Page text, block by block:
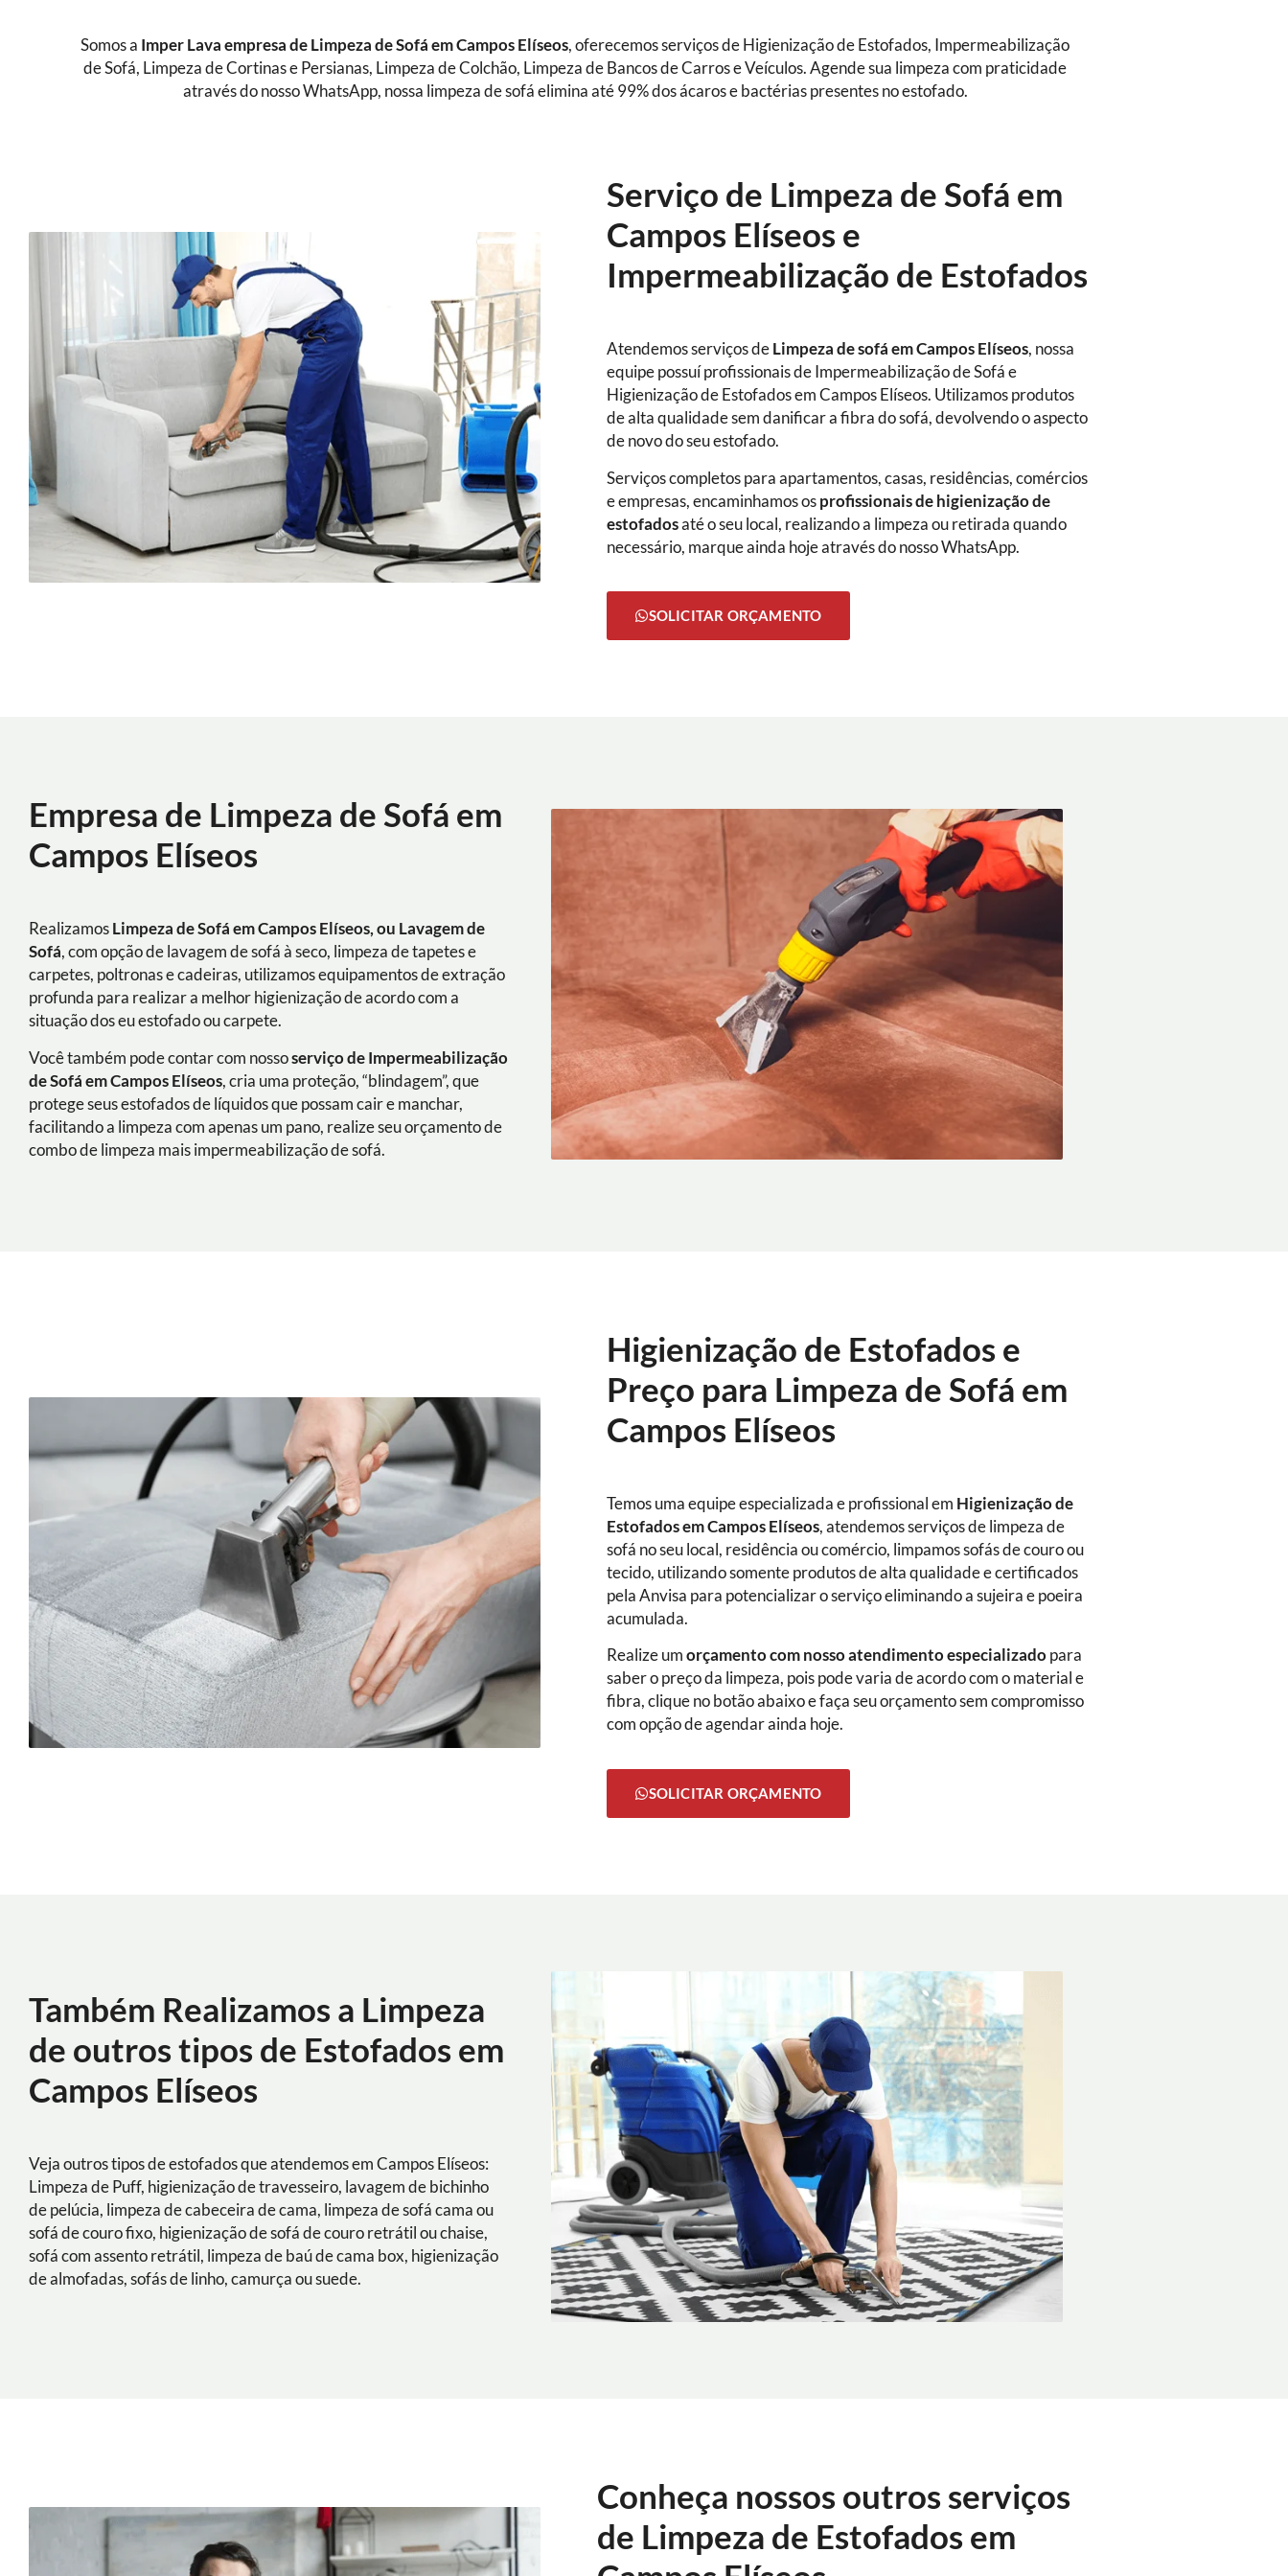
Somos a Imper Lava empresa de Limpeza de Sofá em Campos Elíseos, oferecemos serviços de Higienização de Estofados, Impermeabilização
de Sofá, Limpeza de Cortinas e Persianas, Limpeza de Colchão, Limpeza de Bancos de Carros e Veículos. Agende sua limpeza com praticidade
através do nosso WhatsApp, nossa limpeza de sofá elimina até 99% dos ácaros e bactérias presentes no estofado.
Serviço de Limpeza de Sofá em
Campos Elíseos e
Impermeabilização de Estofados
Atendemos serviços de Limpeza de sofáem Campos Elíseos, nossa
equipe possuí profissionais de Impermeabilização de Sofá e
Higienização de Estofados em Campos Elíseos. Utilizamos produtos
de alta qualidade sem danificar a fibra do sofá, devolvendo o aspecto
de novo do seu estofado.
Serviços completos para apartamentos, casas, residências, comércios
e empresas, encaminhamos os profissionais de higienização de
estofadosaté o seu local, realizando a limpeza ou retirada quando
necessário, marque ainda hoje através do nosso WhatsApp.
SOLICITAR ORÇAMENTO
Empresa de Limpeza de Sofá em
Campos Elíseos
Realizamos Limpeza de Sofá em Campos Elíseos, ou Lavagem de
Sofá, com opção de lavagem de sofá à seco, limpeza de tapetes e
carpetes, poltronas e cadeiras, utilizamos equipamentos de extração
profunda para realizar a melhor higienização de acordo com a
situação dos eu estofado ou carpete.
Você também pode contar com nossoserviço de Impermeabilização
de Sofá em Campos Elíseos, cria uma proteção, “blindagem”, que
protege seus estofados de líquidos que possam cair e manchar,
facilitando a limpeza com apenas um pano, realize seu orçamento de
combo de limpeza mais impermeabilização de sofá.
Higienização de Estofados e
Preço para Limpeza de Sofá em
Campos Elíseos
Temos uma equipe especializada e profissional em Higienização de
Estofadosem Campos Elíseos, atendemos serviços de limpeza de
sofá no seu local, residência ou comércio, limpamos sofás de couro ou
tecido, utilizando somente produtos de alta qualidade e certificados
pela Anvisa para potencializar o serviço eliminando a sujeira e poeira
acumulada.
Realize umorçamento com nosso atendimento especializado para
saber o preço da limpeza, pois pode varia de acordo com o material e
fibra, clique no botão abaixo e faça seu orçamento sem compromisso
com opção de agendar ainda hoje.
SOLICITAR ORÇAMENTO
Também Realizamos a Limpeza
de outros tipos de Estofados em
Campos Elíseos
Veja outros tipos de estofados que atendemos em Campos Elíseos:
Limpeza de Puff, higienização de travesseiro, lavagem de bichinho
de pelúcia, limpeza de cabeceira de cama, limpeza de sofá cama ou
sofá de couro fixo, higienização de sofá de couro retrátil ou chaise,
sofá com assento retrátil, limpeza de baú de cama box, higienização
de almofadas, sofás de linho, camurça ou suede.
Conheça nossos outros serviços
de Limpeza de Estofados em